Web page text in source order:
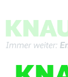
Menü